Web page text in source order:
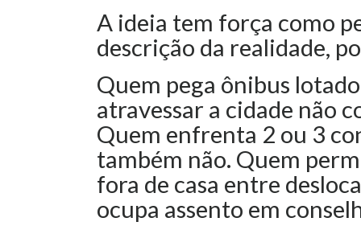
A ideia tem força como
descrição da realidade,
Quem pega ônibus
atravessar a cidade não
Quem enfrenta 2 ou 3
também não. Quem
fora de casa entre
ocupa assento em